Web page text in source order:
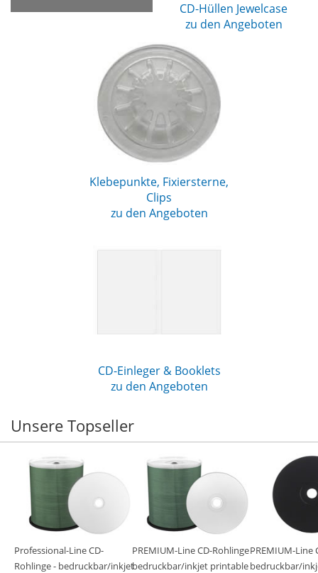
CD-Hüllen Jewelcase
zu den Angeboten
Klebepunkte, Fixiersterne,
Clips
zu den Angeboten
CD-Einleger & Booklets
zu den Angeboten
Unsere Topseller
Professional-Line CD-
Rohlinge - bedruckbar/inkjet
PREMIUM-Line CD-Rohlinge -
bedruckbar/inkjet printable
PREMIUM-Line
bedruckbar/
-